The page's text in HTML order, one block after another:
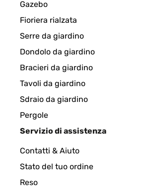
Gazebo
Fioriera rialzata
Serre da giardino
Dondolo da giardino
Bracieri da giardino
Tavoli da giardino
Sdraio da giardino
Pergole
Servizio di assistenza
Contatti & Aiuto
Stato del tuo ordine
Reso